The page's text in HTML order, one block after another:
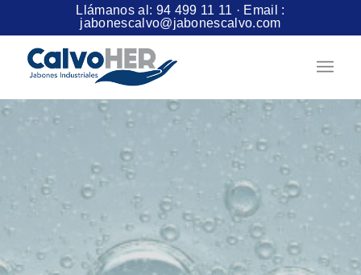
Llámanos al: 94 499 11 11 · Email :
jabonescalvo@jabonescalvo.com